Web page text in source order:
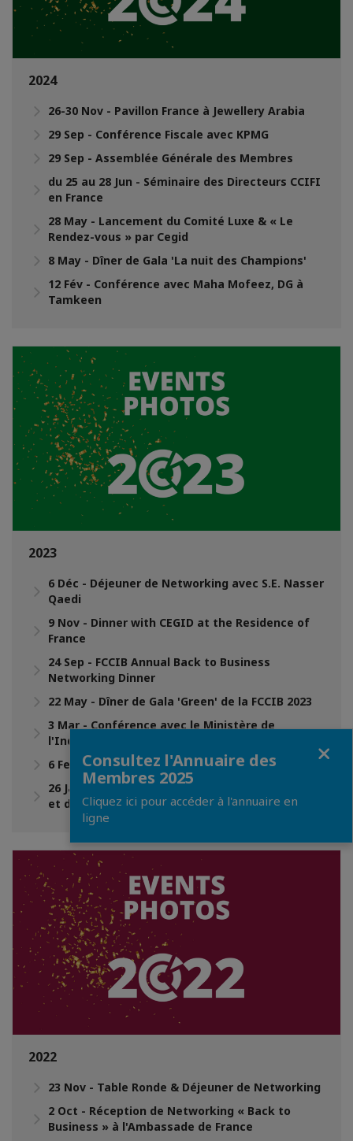
2024
26-30 Nov - Pavillon France à Jewellery Arabia
29 Sep - Conférence Fiscale avec KPMG
29 Sep - Assemblée Générale des Membres
du 25 au 28 Jun - Séminaire des Directeurs CCIFI
en France
28 May - Lancement du Comité Luxe & « Le
Rendez-vous » par Cegid
8 May - Dîner de Gala 'La nuit des Champions'
12 Fév - Conférence avec Maha Mofeez, DG à
Tamkeen
2023
6 Déc - Déjeuner de Networking avec S.E. Nasser
Qaedi
9 Nov - Dinner with CEGID at the Residence of
France
24 Sep - FCCIB Annual Back to Business
Networking Dinner
22 May - Dîner de Gala 'Green' de la FCCIB 2023
3 Mar - Conférence avec le Ministère de
l'Industrie et du Commerce
6 Feb - Visite de Site de Carrefour à Bahrain Mall
26 Jan - Conférence avec le Ministre du Pétrole
et de l'Environnement
2022
23 Nov - Table Ronde & Déjeuner de Networking
2 Oct - Réception de Networking « Back to
Business » à l'Ambassade de France
Consultez l'Annuaire des
Membres 2025
Cliquez ici pour accéder à l'annuaire en
ligne